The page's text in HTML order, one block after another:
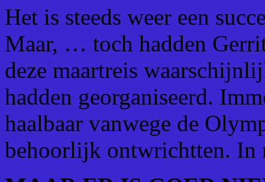
Het is steeds weer een
Maar, … toch hadden
deze maartreis
hadden georganiseerd.
haalbaar vanwege de
behoorlijk ontwrichtten. In